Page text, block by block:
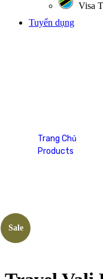
Visa
Tuyển dụng
Trang Chủ
Products
Sale